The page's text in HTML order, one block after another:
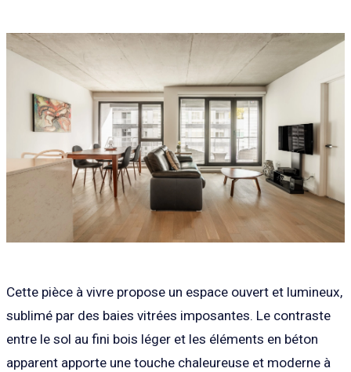
Cette pièce à vivre propose un espace ouvert et lumineux,
sublimé par des baies vitrées imposantes. Le contraste
entre le sol au fini bois léger et les éléments en béton
apparent apporte une touche chaleureuse et moderne à